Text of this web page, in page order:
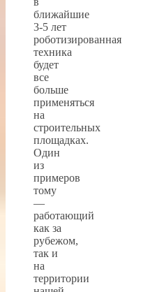
ближайшие
3-5 лет
роботизированная
техника
будет
все
больше
применяться
на
строительных
площадках.
Один
из
примеров
тому
—
работающий
как за
рубежом,
так и
на
территории